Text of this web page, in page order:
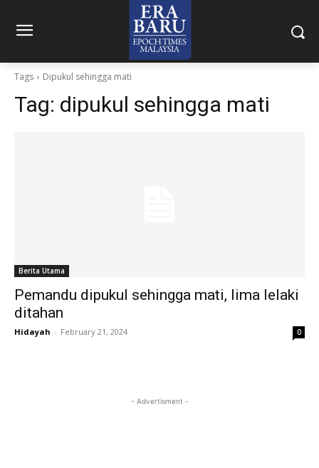
Tags Dipukul sehingga mati
Tag: dipukul sehingga mati
Berita Utama
Pemandu dipukul sehingga mati, lima lelaki
ditahan
Hidayah - February 21, 2024 0
- Advertisment -